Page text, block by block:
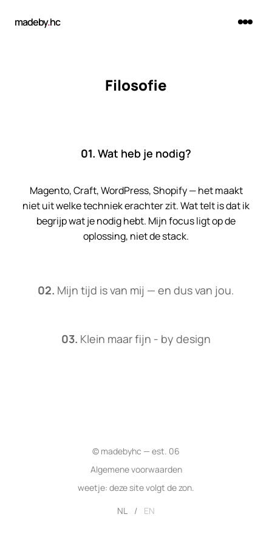
madeby.hc
Filosofie
01. Wat heb je nodig?
Magento, Craft, WordPress, Shopify — het maakt
niet uit welke techniek erachter zit. Wat telt is dat ik
begrijp wat je nodig hebt. Mijn focus ligt op de
oplossing, niet de stack.
02. Mijn tijd is van mij — en dus van jou.
03. Klein maar fijn - by design
© madebyhc — est. 06
Algemene voorwaarden
weetje: deze site volgt de zon.
NL
/ EN